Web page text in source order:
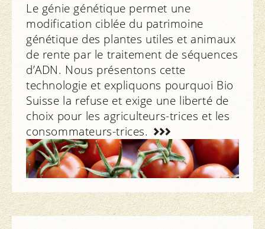
Le génie génétique permet une
modification ciblée du patrimoine
génétique des plantes utiles et animaux
de rente par le traitement de séquences
d’ADN. Nous présentons cette
technologie et expliquons pourquoi Bio
Suisse la refuse et exige une liberté de
choix pour les agriculteurs-trices et les
consommateurs-trices.
Notre attitude